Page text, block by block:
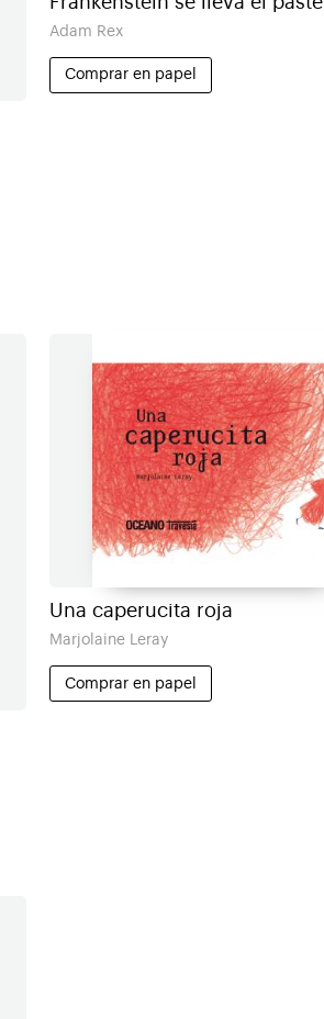
Adam Rex
Comprar en papel
Una caperucita roja
Marjolaine Leray
Comprar en papel